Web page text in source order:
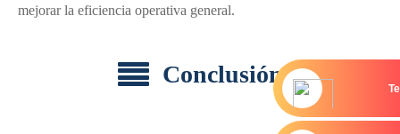
mejorar la eficiencia operativa general.
Conclusión